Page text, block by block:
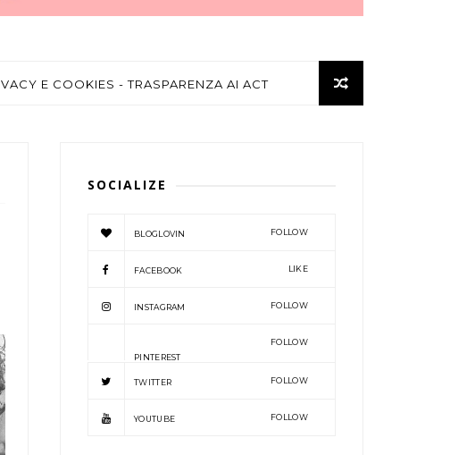
E COOKIES - TRASPARENZA AI ACT
SOCIALIZE
BLOGLOVIN FOLLOW
FACEBOOK LIKE
INSTAGRAM FOLLOW
PINTEREST
FOLLOW
TWITTER FOLLOW
YOUTUBE FOLLOW